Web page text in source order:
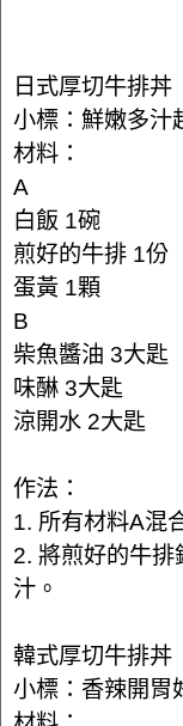
日式厚切牛排丼
小標：鮮嫩多汁
材料：
A
白飯 1碗
煎好的牛排 1份
蛋黃 1顆
B
柴魚醬油 3大匙
味醂 3大匙
涼開水 2大匙
作法：
1. 所有材料A混
2. 將煎好的牛
汁。
韓式厚切牛排丼
小標：香辣開胃